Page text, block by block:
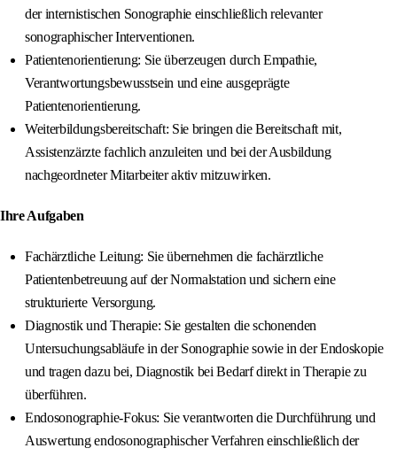
der internistischen Sonographie einschließlich relevanter
sonographischer Interventionen.
Patientenorientierung: Sie überzeugen durch Empathie,
Verantwortungsbewusstsein und eine ausgeprägte
Patientenorientierung.
Weiterbildungsbereitschaft: Sie bringen die Bereitschaft mit,
Assistenzärzte fachlich anzuleiten und bei der Ausbildung
nachgeordneter Mitarbeiter aktiv mitzuwirken.
Ihre Aufgaben
Fachärztliche Leitung: Sie übernehmen die fachärztliche
Patientenbetreuung auf der Normalstation und sichern eine
strukturierte Versorgung.
Diagnostik und Therapie: Sie gestalten die schonenden
Untersuchungsabläufe in der Sonographie sowie in der Endoskopie
und tragen dazu bei, Diagnostik bei Bedarf direkt in Therapie zu
überführen.
Endosonographie-Fokus: Sie verantworten die Durchführung und
Auswertung endosonographischer Verfahren einschließlich der